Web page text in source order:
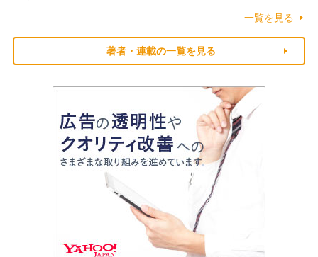
一覧を見る
著者・連載の一覧を見る